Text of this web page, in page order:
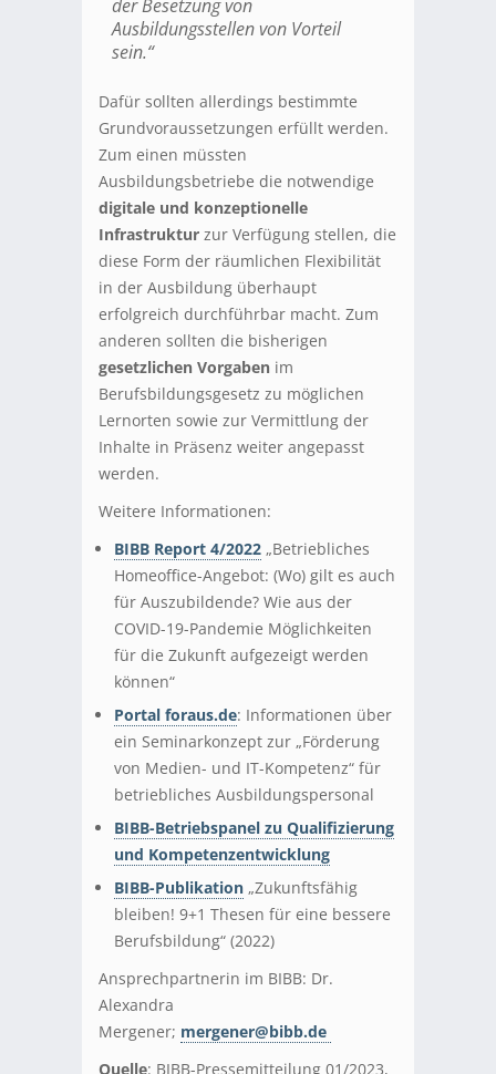
der Besetzung von
Ausbildungsstellen von Vorteil
sein.“
Dafür sollten allerdings bestimmte
Grundvoraussetzungen erfüllt werden.
Zum einen müssten
Ausbildungsbetriebe die notwendige
digitale und konzeptionelle
Infrastruktur zur Verfügung stellen, die
diese Form der räumlichen Flexibilität
in der Ausbildung überhaupt
erfolgreich durchführbar macht. Zum
anderen sollten die bisherigen
gesetzlichen Vorgaben im
Berufsbildungsgesetz zu möglichen
Lernorten sowie zur Vermittlung der
Inhalte in Präsenz weiter angepasst
werden.
Weitere Informationen:
BIBB Report 4/2022 „Betriebliches
Homeoffice-Angebot: (Wo) gilt es auch
für Auszubildende? Wie aus der
COVID-19-Pandemie Möglichkeiten
für die Zukunft aufgezeigt werden
können“
Portal foraus.de: Informationen über
ein Seminarkonzept zur „Förderung
von Medien- und IT-Kompetenz“ für
betriebliches Ausbildungspersonal
BIBB-Betriebspanel zu Qualifizierung
und Kompetenzentwicklung
BIBB-Publikation „Zukunftsfähig
bleiben! 9+1 Thesen für eine bessere
Berufsbildung“ (2022)
Ansprechpartnerin im BIBB: Dr.
Alexandra
Mergener; mergener@bibb.de
Quelle: BIBB-Pressemitteilung 01/2023,